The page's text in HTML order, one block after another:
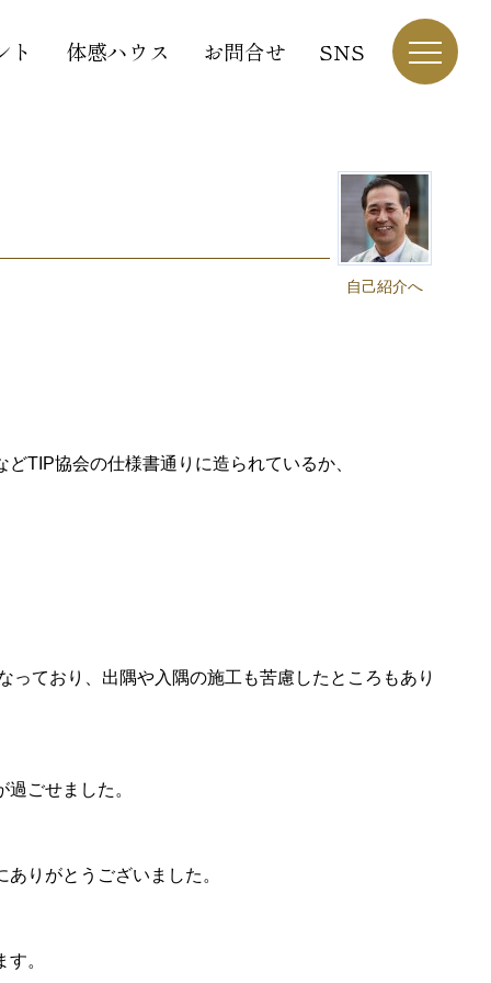
ト 体感ハウス お問合せ SNS
自己紹介へ
TIP協会の仕様書通りに造られているか、
ており、出隅や入隅の施工も苦慮したところもあり
ごせました。
りがとうございました。
。